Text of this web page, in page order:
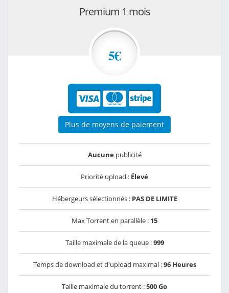
Premium 1 mois
5€
Plus de moyens de paiement
Aucunepublicité
Priorité upload : Élevé
Hébergeurs sélectionnés : PAS DE LIMITE
Max Torrent en parallèle : 15
Taille maximale de la queue :999
Temps de download et d'upload maximal :96 Heures
Taille maximale du torrent :500 Go